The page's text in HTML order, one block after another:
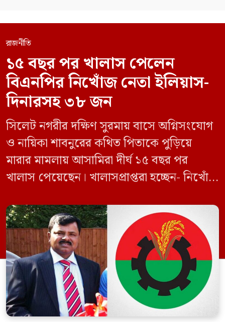
রাজনীতি
১৫ বছর পর খালাস পেলেন
বিএনপির নিখোঁজ নেতা ইলিয়াস-
দিনারসহ ৩৮ জন
সিলেট নগরীর দক্ষিণ সুরমায় বাসে অগ্নিসংযোগ
ও নায়িকা শাবনুরের কথিত পিতাকে পুড়িয়ে
মারার মামলায় আসামিরা দীর্ঘ ১৫ বছর পর
খালাস পেয়েছেন। খালাসপ্রাপ্তরা হচ্ছেন- নিখোঁজ
ইফতেখার আহমদ দিনারসহ ৩৮ জন নেতাকর্মী।
মঙ্গলবার দুপুরে মামলার দীর্ঘ শুনানি ও সাক্ষ্য-
প্রমাণ জেরা শেষে আসামিরা নির্দোষ প্রমাণিত
হওয়ায় খালাস দেন বিচারক। মানবপাচার […]